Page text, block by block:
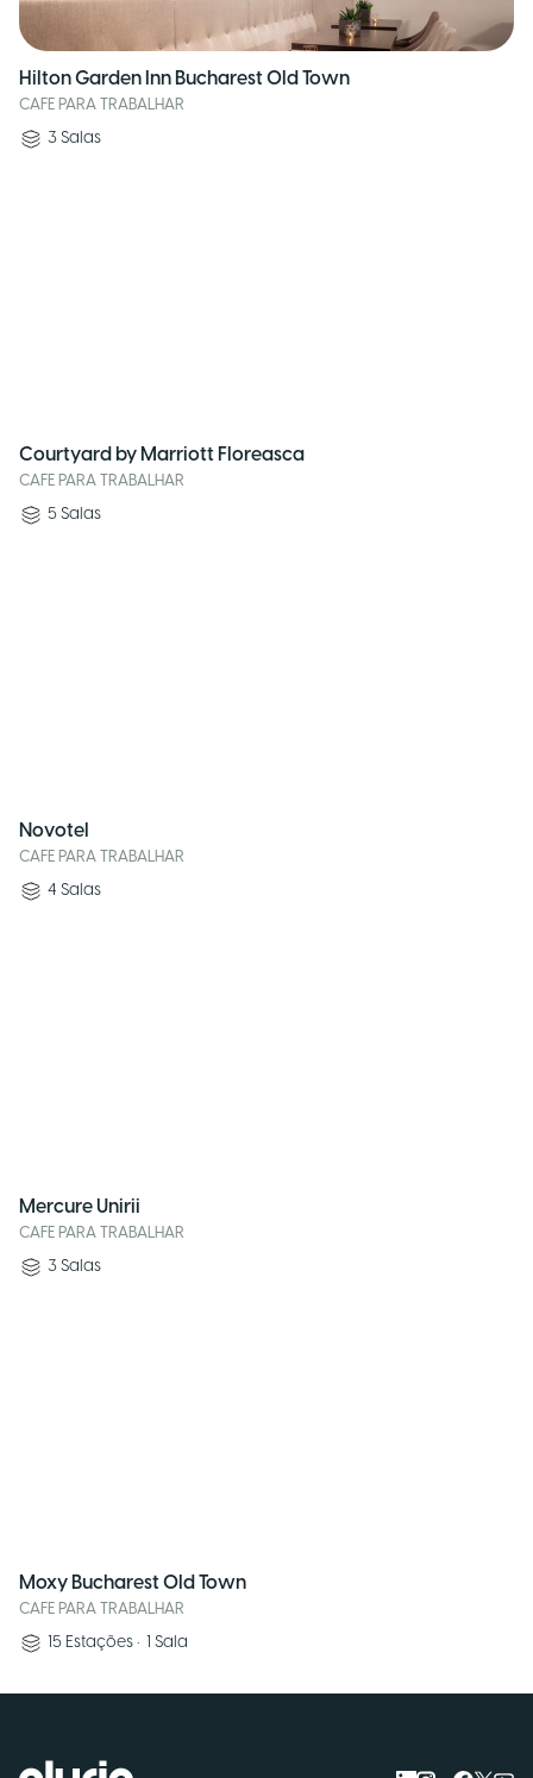
Hilton Garden Inn Bucharest Old Town
CAFE PARA TRABALHAR
3 Salas
Courtyard by Marriott Floreasca
CAFE PARA TRABALHAR
5 Salas
Novotel
CAFE PARA TRABALHAR
4 Salas
Mercure Unirii
CAFE PARA TRABALHAR
3 Salas
Moxy Bucharest Old Town
CAFE PARA TRABALHAR
15 Estações • 1 Sala
Logo Pluria